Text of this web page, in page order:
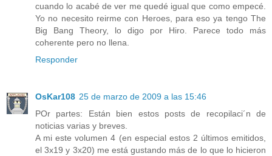
cuando lo acabé de ver me quedé igual que como empecé.
Yo no necesito reirme con Heroes, para eso ya tengo The
Big Bang Theory, lo digo por Hiro. Parece todo más
coherente pero no llena.
Responder
OsKar108 25 de marzo de 2009 a las 15:46
POr partes: Están bien estos posts de recopilaci´n de
noticias varias y breves.
A mi este volumen 4 (en especial estos 2 últimos emitidos,
el 3x19 y 3x20) me está gustando más de lo que lo hicieron